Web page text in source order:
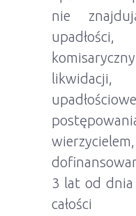
nie
3 lat od dnia